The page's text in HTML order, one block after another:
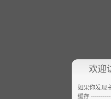
欢迎
如果你发现
缓存